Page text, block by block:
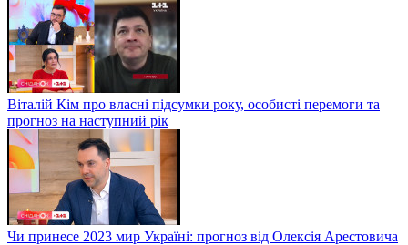
Віталій Кім про власні підсумки року, особисті перемоги та
прогноз на наступний рік
Чи принесе 2023 мир Україні: прогноз від Олексія Арестовича